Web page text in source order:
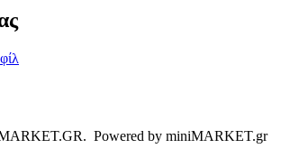
Powered by miniMARKET.gr